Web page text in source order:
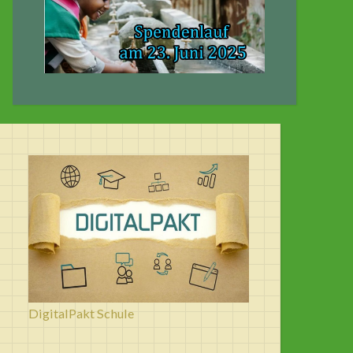
DigitalPakt Schule